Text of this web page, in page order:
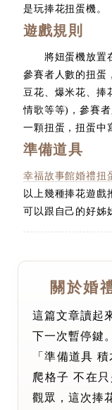
是玩捧花扭蛋機。
遊戲規則
將妞蛋機放置在
參賽者人數的扭蛋
豆花、爆米花、捧
情歌等等)，參賽
一顆扭蛋，扭蛋中
準備道具
幸福故事館婚禮扭
以上幾種捧花遊戲
可以跟自己的好姊
關於婚
這篇文章讀起
下一次暫停鍵
「準備道具
爬格子 不在
觀眾，這次捧